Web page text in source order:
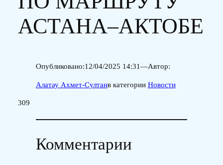
АСТАНА–АКТОБЕ
Опубликовано:12/04/2025 14:31—Автор:
Алатау Ахмет-Султанв категории Новости
309
Комментарии